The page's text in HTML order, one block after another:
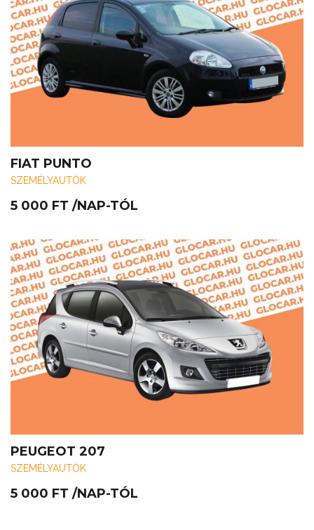
FIAT PUNTO
SZEMÉLYAUTÓK
5 000 FT /NAP-TÓL
PEUGEOT 207
SZEMÉLYAUTÓK
5 000 FT /NAP-TÓL